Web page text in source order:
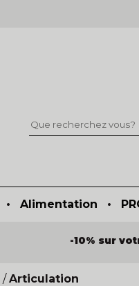
• Alimentation •
-10% sur
/ Articulation